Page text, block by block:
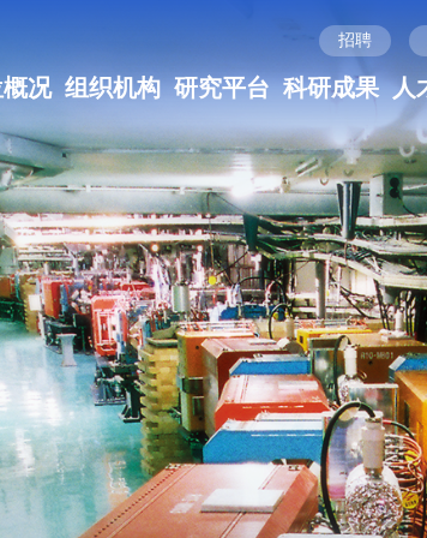
招聘
况 组织机构 研究平台 科研成果 人